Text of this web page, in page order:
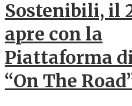
Sostenibili, il
apre con la
Piattaforma
“On The